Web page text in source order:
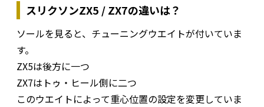
スリクソンZX5 / ZX7の違いは？
ソールを見ると、チューニングウエイトが付いていま
す。
ZX5は後方に一つ
ZX7はトゥ・ヒール側に二つ
このウエイトによって重心位置の設定を変更していま